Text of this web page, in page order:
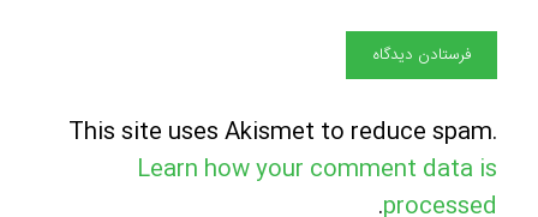
This site uses Akismet to reduce spam.
Learn how your comment data is
processed
.